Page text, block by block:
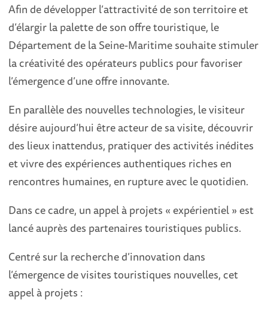
Afin de développer l’attractivité de son territoire et
d’élargir la palette de son offre touristique, le
Département de la Seine-Maritime souhaite stimuler
la créativité des opérateurs publics pour favoriser
l’émergence d’une offre innovante.
En parallèle des nouvelles technologies, le visiteur
désire aujourd’hui être acteur de sa visite, découvrir
des lieux inattendus, pratiquer des activités inédites
et vivre des expériences authentiques riches en
rencontres humaines, en rupture avec le quotidien.
Dans ce cadre, un appel à projets « expérientiel » est
lancé auprès des partenaires touristiques publics.
Centré sur la recherche d’innovation dans
l’émergence de visites touristiques nouvelles, cet
appel à projets :